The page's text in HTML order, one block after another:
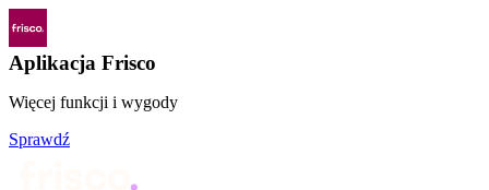
Aplikacja Frisco
Więcej funkcji i wygody
Sprawdź